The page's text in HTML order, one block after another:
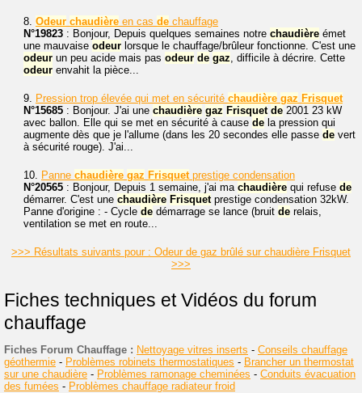
8. Odeur chaudière en cas de chauffage
N°19823 : Bonjour, Depuis quelques semaines notre chaudière émet
une mauvaise odeur lorsque le chauffage/brûleur fonctionne. C'est une
odeur un peu acide mais pas odeur de gaz, difficile à décrire. Cette
odeur envahit la pièce...
9. Pression trop élevée qui met en sécurité chaudière gaz Frisquet
N°15685 : Bonjour. J'ai une chaudière gaz Frisquet de 2001 23 kW
avec ballon. Elle qui se met en sécurité à cause de la pression qui
augmente dès que je l'allume (dans les 20 secondes elle passe de vert
à sécurité rouge). J'ai...
10. Panne chaudière gaz Frisquetprestige condensation
N°20565 : Bonjour, Depuis 1 semaine, j'ai ma chaudière qui refuse de
démarrer. C'est une chaudière Frisquetprestige condensation 32kW.
Panne d'origine : - Cycle de démarrage se lance (bruit de relais,
ventilation se met en route...
>>> Résultats suivants pour : Odeur de gaz brûlé sur chaudière Frisquet
>>>
Fiches techniques et Vidéos du forum
chauffage
Fiches Forum Chauffage : Nettoyage vitres inserts - Conseils chauffage
géothermie - Problèmes robinets thermostatiques - Brancher un thermostat
sur une chaudière - Problèmes ramonage cheminées - Conduits évacuation
des fumées - Problèmes chauffage radiateur froid